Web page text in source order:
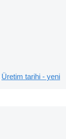
Üretim tarihi - yeni